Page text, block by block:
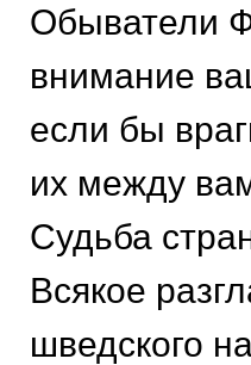
Обыватели
внимание
если бы
их между
Судьба
Всякое
шведского